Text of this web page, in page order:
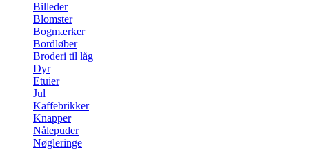
Billeder
Blomster
Bogmærker
Bordløber
Broderi til låg
Dyr
Etuier
Jul
Kaffebrikker
Knapper
Nålepuder
Nøgleringe